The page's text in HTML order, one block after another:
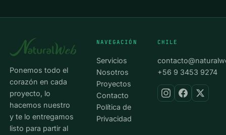
Ponemos todo el
corazón en cada
proyecto, lo
hacemos nuestro
y te lo entregamos
listo para partir al
NAVEGACIÓN
Servicios
Nosotros
Proyectos
Contacto
Política de
Privacidad
CHILE
+56 9 3453 9274